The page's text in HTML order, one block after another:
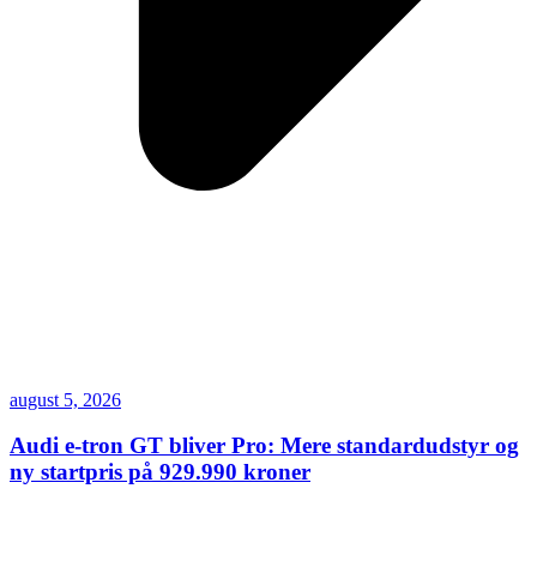
august 5, 2026
Audi e-tron GT bliver Pro: Mere standardudstyr og
ny startpris på 929.990 kroner